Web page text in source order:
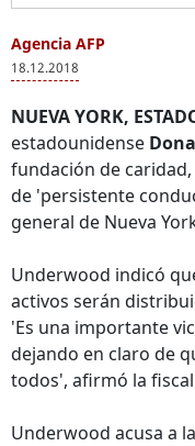
Agencia AFP
18.12.2018
NUEVA YORK,
estadounidense
fundación de caridad,
de 'persistente
general de Nueva
Underwood indicó
activos serán
'Es una importante
dejando en claro de
todos', afirmó la
Underwood acusa a la